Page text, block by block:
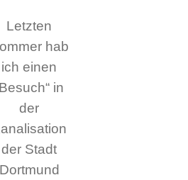
Letzten
hab
ich einen
in
der
der Stadt
Dortmund